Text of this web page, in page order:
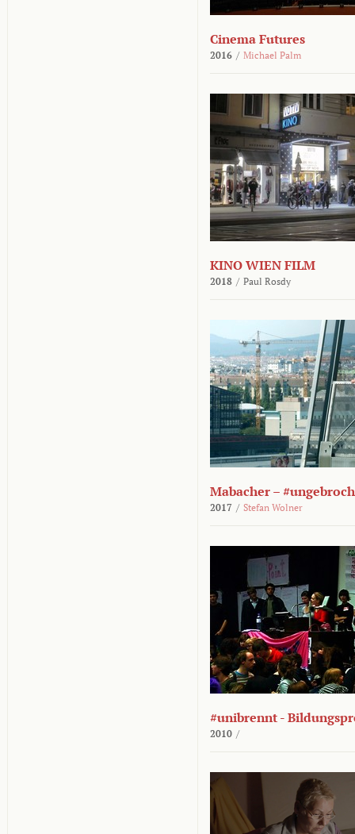
Cinema Futures
2016 / Michael Palm
KINO WIEN FILM
2018 / Paul Rosdy
Mabacher –
2017 / Stefan Wolner
#unibrennt -
2010 /